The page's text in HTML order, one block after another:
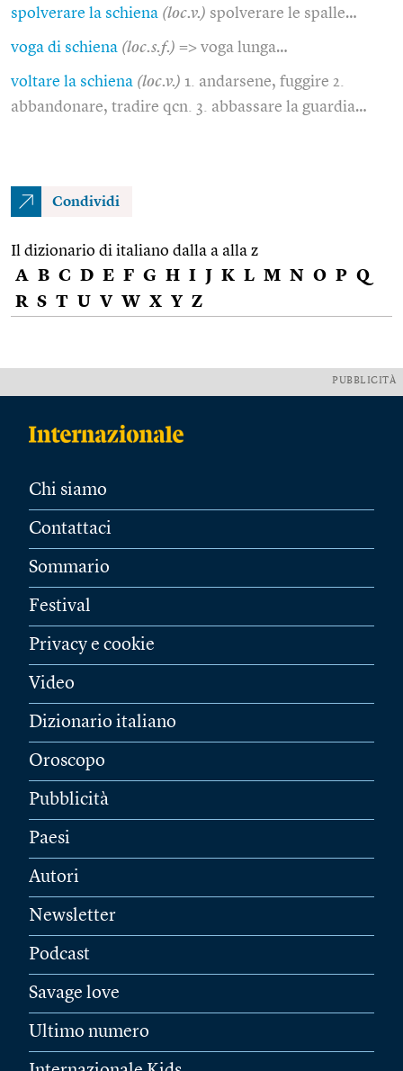
spolverare la schiena (loc.v.) spolverare le spalle…
voga di schiena (loc.s.f.) => voga lunga…
voltare la schiena (loc.v.) 1. andarsene, fuggire 2.
abbandonare, tradire qcn. 3. abbassare la guardia…
Condividi
Il dizionario di italiano dalla a alla z
A B C D E F G H I J K L M N O P Q
R S T U V W X Y Z
PUBBLICITÀ
Chi siamo
Contattaci
Sommario
Festival
Privacy e cookie
Video
Dizionario italiano
Oroscopo
Pubblicità
Paesi
Autori
Newsletter
Podcast
Savage love
Ultimo numero